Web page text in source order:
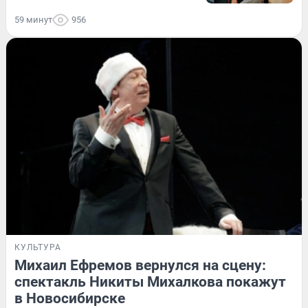
59 минут 956
КУЛЬТУРА
Михаил Ефремов вернулся на сцену:
спектакль Никиты Михалкова покажут
в Новосибирске